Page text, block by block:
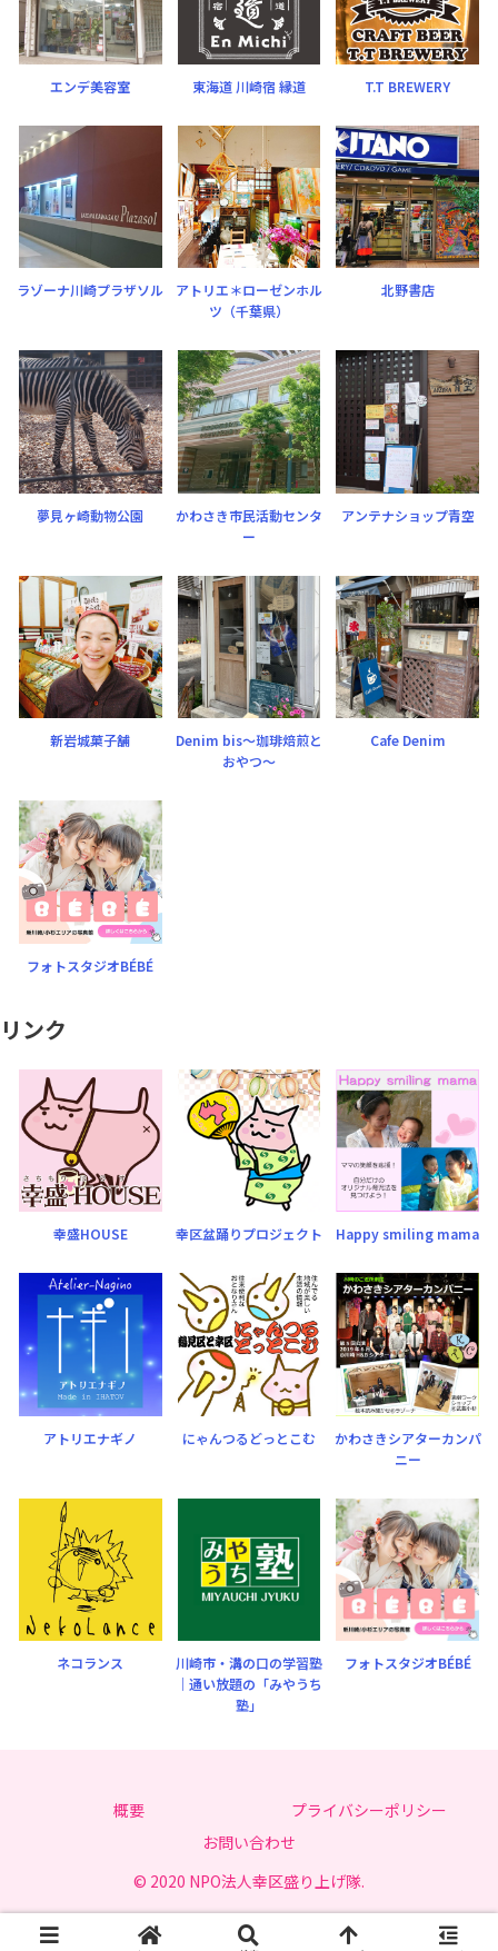
エンデ美容室 東海道 川崎宿 縁道 T.T BREWERY
ラゾーナ川崎プラザソル
アトリエ＊ローゼンホル
ツ（千葉県）
北野書店
夢見ヶ崎動物公園
かわさき市民活動センタ
ー
アンテナショップ青空
新岩城菓子舗
Denim bis〜珈琲焙煎と
おやつ〜
Cafe Denim
フォトスタジオBÉBÉ
リンク
幸盛HOUSE 幸区盆踊りプロジェクト Happy smiling mama
アトリエナギノ にゃんつるどっとこむ
かわさきシアターカンパ
ニー
ネコランス
川崎市・溝の口の学習塾
｜通い放題の「みやうち
塾」
フォトスタジオBÉBÉ
概要
プライバシーポリシー
お問い合わせ
© 2020 NPO法人幸区盛り上げ隊.